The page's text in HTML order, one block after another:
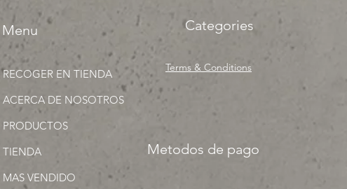
Menu
RECOGER EN TIENDA
ACERCA DE NOSOTROS
PRODUCTOS
TIENDA
MAS VENDIDO
Categories
Terms & Conditions
Metodos de pago